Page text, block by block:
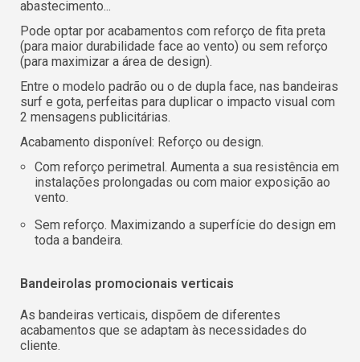
Utilizador (VAT):
Palavra-passe:
Recordar palavra-passe: Sim Não
Aceder
Recuperar Palavra-passe
língua
Español
English
Português
Français
Deutsch
Italiano
Sverige
Denmark
Slovenija
Finnish
Norway
abastecimento...
Pode optar por acabamentos com reforço de fita preta
(para maior durabilidade face ao vento) ou sem reforço
(para maximizar a área de design).
Entre o modelo padrão ou o de dupla face, nas bandeiras
surf e gota, perfeitas para duplicar o impacto visual com
2 mensagens publicitárias.
Acabamento disponível: Reforço ou design.
Com reforço perimetral. Aumenta a sua resistência em
instalações prolongadas ou com maior exposição ao
vento.
Sem reforço. Maximizando a superfície do design em
toda a bandeira.
Bandeirolas promocionais verticais
As bandeiras verticais, dispõem de diferentes
acabamentos que se adaptam às necessidades do
cliente.
Espere, por favor